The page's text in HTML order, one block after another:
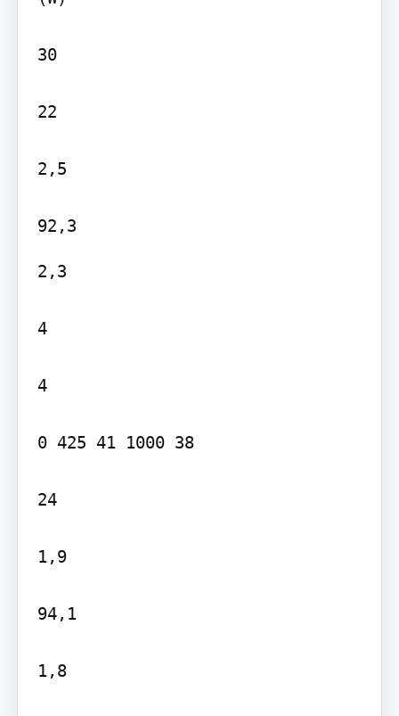
30
22
2,5
2,3
4
4
0 425 41 1000 38
24
1,9
94,1
1,8